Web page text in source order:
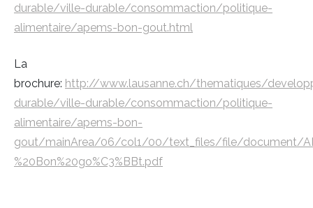
durable/ville-durable/consommaction/politique-
alimentaire/apems-bon-gout.html
La
brochure: http://www.lausanne.ch/thematiques/
durable/ville-durable/consommaction/politique-
alimentaire/apems-bon-
gout/mainArea/06/col1/00/text_files/file/document/
%20Bon%20go%C3%BBt.pdf